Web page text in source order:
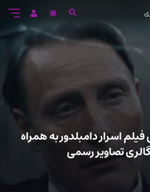
فیلم اسرار دامبلدور به همراه
تصاویر رسمی